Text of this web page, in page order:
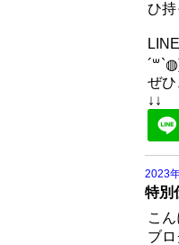
ひ持
ぜ
↓↓
2023
特別
こ
ブ